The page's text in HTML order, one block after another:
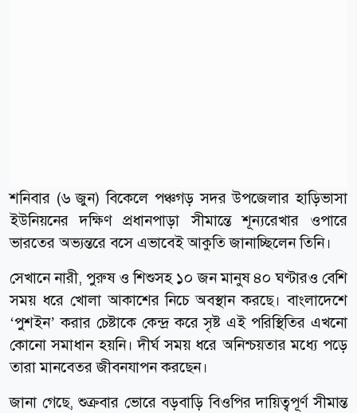
শনিবার (৬ জুন) বিকেলে পঞ্চগড় সদর উপজেলার হাড়িভাসা
ইউনিয়নের দক্ষিণ প্রধানপাড়া সীমান্তে শূন্যরেখার ওপারে
ভারতের অভ্যন্তরে বসে এভাবেই আকুতি জানাচ্ছিলেন তিনি।
সেখানে নারী, পুরুষ ও শিশুসহ ১০ জন মানুষ ৪০ ঘণ্টারও বেশি
সময় ধরে খোলা আকাশের নিচে অবস্থান করছে। বাংলাদেশে
‘পুশইন’ করার চেষ্টাকে কেন্দ্র করে সৃষ্ট এই পরিস্থিতির এখনো
কোনো সমাধান হয়নি। দীর্ঘ সময় ধরে অনিশ্চয়তার মধ্যে পড়ে
তারা মানবেতর জীবনযাপন করছেন।
জানা গেছে, শুক্রবার ভোরে বড়বাড়ি বিওপির দায়িত্বপূর্ণ সীমান্ত